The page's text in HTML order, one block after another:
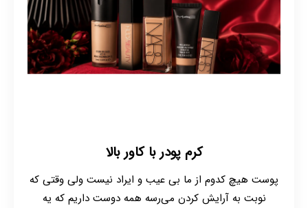
کرم پودر با کاور بالا
پوست هیچ کدوم از ما بی عیب و ایراد نیست ولی وقتی که
نوبت به آرایش کردن می‌رسه همه دوست داریم که یه